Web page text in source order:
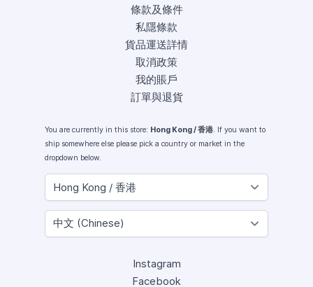
條款及條件
私隱條款
貨品運送詳情
取消政策
我的賬戶
訂單與退貨
You are currently in this store: Hong Kong / 香港. If you want to
ship somewhere else please pick a country or market in the
dropdown below.
Instagram
Facebook